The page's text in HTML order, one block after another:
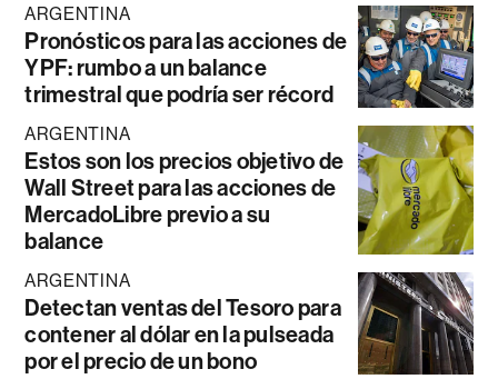
ARGENTINA
Pronósticos para las acciones de
YPF: rumbo a un balance
trimestral que podría ser récord
ARGENTINA
Estos son los precios objetivo de
Wall Street para las acciones de
MercadoLibre previo a su
balance
ARGENTINA
Detectan ventas del Tesoro para
contener al dólar en la pulseada
por el precio de un bono